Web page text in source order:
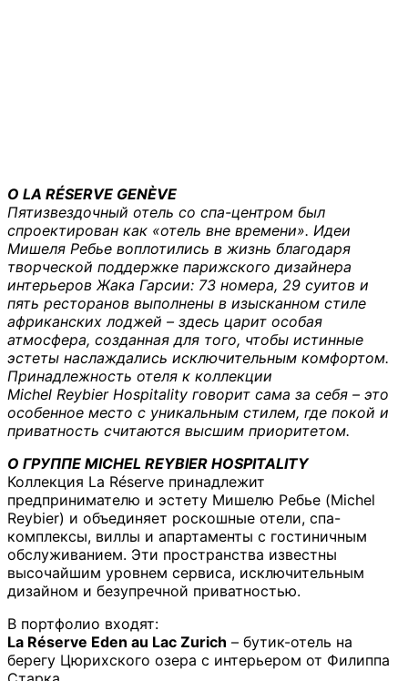
О LA RÉSERVE GENÈVE
Пятизвездочный отель со спа-центром был
спроектирован как «отель вне времени». Идеи
Мишеля Ребье воплотились в жизнь благодаря
творческой поддержке парижского дизайнера
интерьеров Жака Гарсии: 73 номера, 29 суитов и
пять ресторанов выполнены в изысканном стиле
африканских лоджей – здесь царит особая
атмосфера, созданная для того, чтобы истинные
эстеты наслаждались исключительным комфортом.
Принадлежность отеля к коллекции
Michel Reybier Hospitality говорит сама за себя – это
особенное место с уникальным стилем, где покой и
приватность считаются высшим приоритетом.
О ГРУППЕ MICHEL REYBIER HOSPITALITY
Коллекция La Réserve принадлежит
предпринимателю и эстету Мишелю Ребье (Michel
Reybier) и объединяет роскошные отели, спа-
комплексы, виллы и апартаменты с гостиничным
обслуживанием. Эти пространства известны
высочайшим уровнем сервиса, исключительным
дизайном и безупречной приватностью.
В портфолио входят:
La Réserve Eden au Lac Zurich – бутик-отель на
берегу Цюрихского озера с интерьером от Филиппа